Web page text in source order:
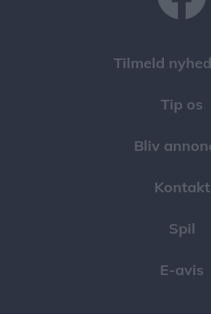
Tilmeld
Tip os
Bliv
Kontakt
Spil
E-avis